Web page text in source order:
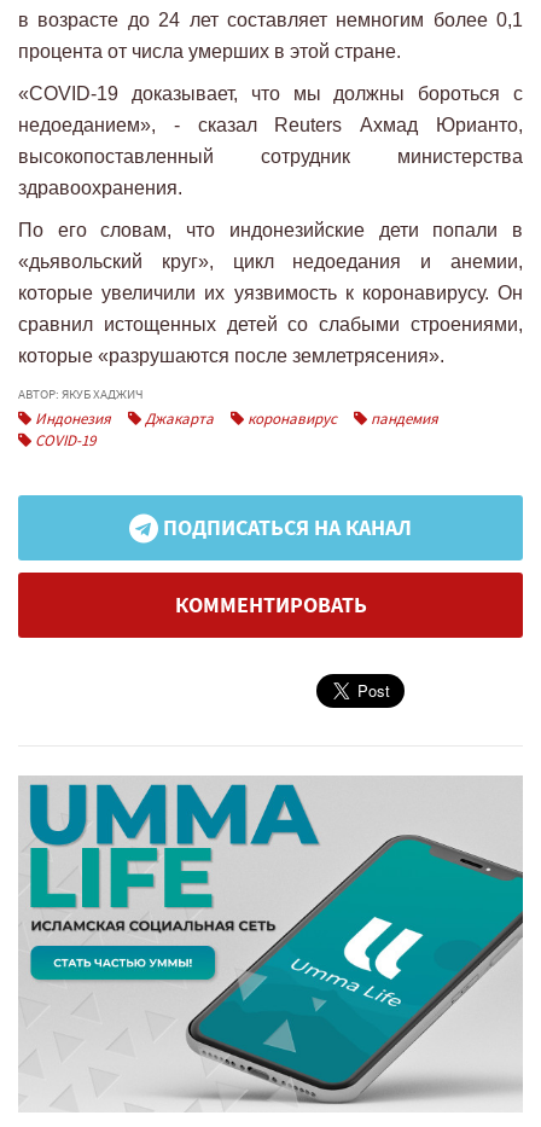
в возрасте до 24 лет составляет немногим более 0,1
процента от числа умерших в этой стране.
«COVID-19 доказывает, что мы должны бороться с
недоеданием», - сказал Reuters Ахмад Юрианто,
высокопоставленный сотрудник министерства
здравоохранения.
По его словам, что индонезийские дети попали в
«дьявольский круг», цикл недоедания и анемии,
которые увеличили их уязвимость к коронавирусу. Он
сравнил истощенных детей со слабыми строениями,
которые «разрушаются после землетрясения».
АВТОР: ЯКУБ ХАДЖИЧ
Индонезия Джакарта коронавирус
пандемия
COVID-19
ПОДПИСАТЬСЯ НА КАНАЛ
КОММЕНТИРОВАТЬ